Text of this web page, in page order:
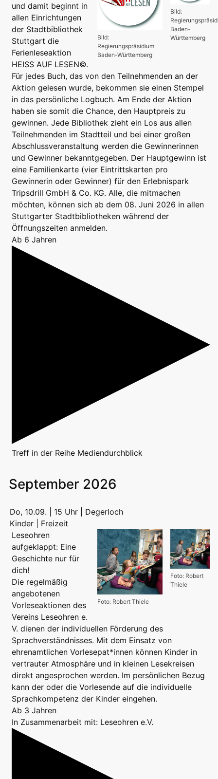
Bild:
Baden-
Württemberg
Bild:
Regierungspräsidium
Baden-Württemberg
und damit beginnt in
allen Einrichtungen
der Stadtbibliothek
Stuttgart die
Ferienleseaktion
HEISS AUF LESEN©.
Für jedes Buch, das von den Teilnehmenden an der
Aktion gelesen wurde, bekommen sie einen Stempel
in das persönliche Logbuch. Am Ende der Aktion
haben sie somit die Chance, den Hauptpreis zu
gewinnen. Jede Bibliothek zieht ein Los aus allen
Teilnehmenden im Stadtteil und bei einer großen
Abschlussveranstaltung werden die Gewinnerinnen
und Gewinner bekanntgegeben. Der Hauptgewinn ist
eine Familienkarte (vier Eintrittskarten pro
Gewinnerin oder Gewinner) für den Erlebnispark
Tripsdrill GmbH & Co. KG. Alle, die mitmachen
möchten, können sich ab dem 08. Juni 2026 in allen
Stuttgarter Stadtbibliotheken während der
Öffnungszeiten anmelden.
Ab 6 Jahren
Treff in der Reihe Mediendurchblick
September 2026
Do, 10.09. | 15 Uhr | Degerloch
Kinder | Freizeit
Foto: Robert
Thiele
Foto: Robert Thiele
Leseohren
aufgeklappt: Eine
Geschichte nur für
dich!
Die regelmäßig
angebotenen
Vorleseaktionen des
Vereins Leseohren e.
V. dienen der individuellen Förderung des
Sprachverständnisses. Mit dem Einsatz von
ehrenamtlichen Vorlesepat*innen können Kinder in
vertrauter Atmosphäre und in kleinen Lesekreisen
direkt angesprochen werden. Im persönlichen Bezug
kann der oder die Vorlesende auf die individuelle
Sprachkompetenz der Kinder eingehen.
Ab 3 Jahren
In Zusammenarbeit mit: Leseohren e.V.